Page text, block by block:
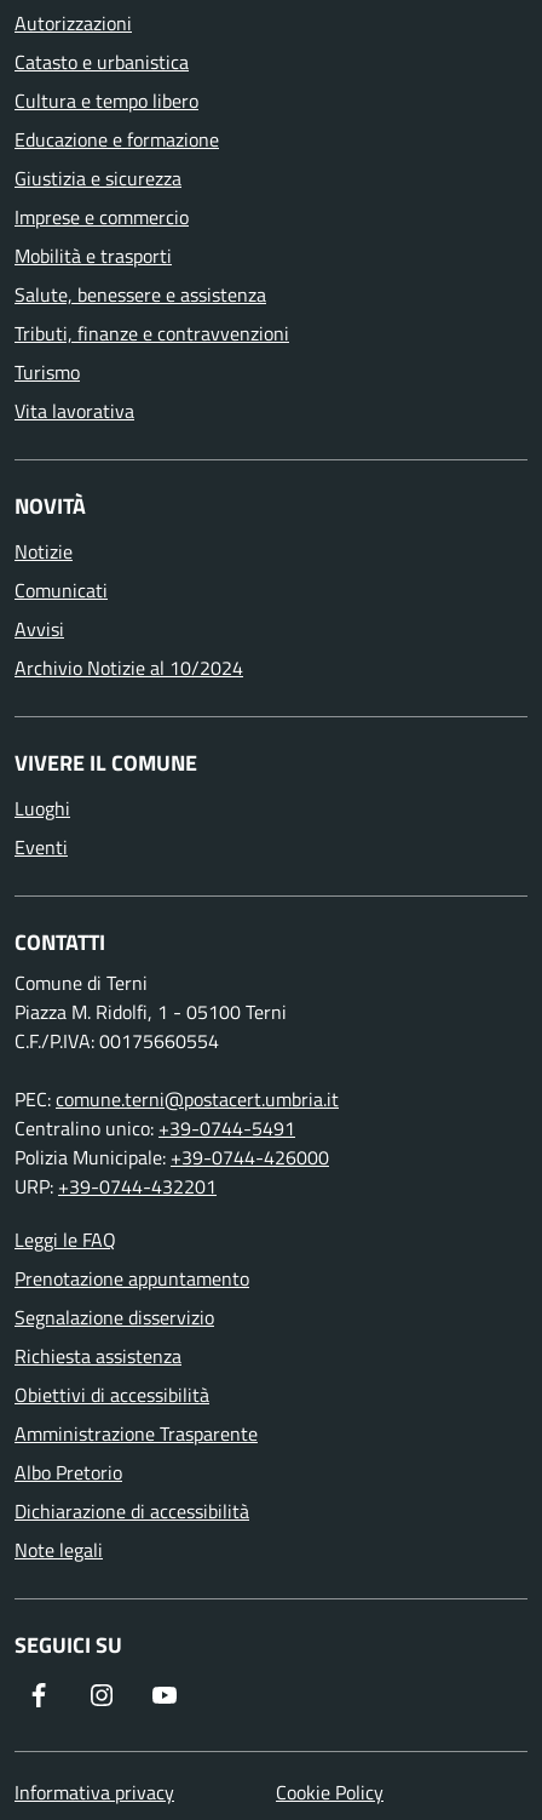
Autorizzazioni
Catasto e urbanistica
Cultura e tempo libero
Educazione e formazione
Giustizia e sicurezza
Imprese e commercio
Mobilità e trasporti
Salute, benessere e assistenza
Tributi, finanze e contravvenzioni
Turismo
Vita lavorativa
NOVITÀ
Notizie
Comunicati
Avvisi
Archivio Notizie al 10/2024
VIVERE IL COMUNE
Luoghi
Eventi
CONTATTI
Comune di Terni
Piazza M. Ridolfi, 1 - 05100 Terni
C.F./P.IVA: 00175660554
PEC:comune.terni@postacert.umbria.it
Centralino unico: +39-0744-5491
Polizia Municipale: +39-0744-426000
URP: +39-0744-432201
Leggi le FAQ
Prenotazione appuntamento
Segnalazione disservizio
Richiesta assistenza
Obiettivi di accessibilità
Amministrazione Trasparente
Albo Pretorio
Dichiarazione di accessibilità
Note legali
SEGUICI SU
Informativa privacy Cookie Policy